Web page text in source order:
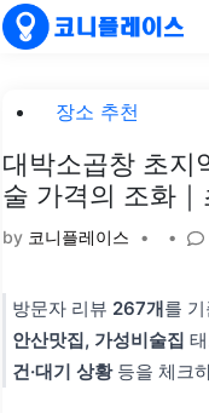
Skip
to
Posted장소 추천
대박소곱창 초지
술 가격의 조화
by 코니플레이스 • •
방문자 리뷰 267개를
안산맛집, 가성비술집
건·대기 상황등을 체크